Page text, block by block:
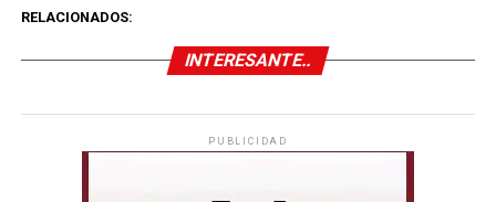
RELACIONADOS:
INTERESANTE..
PUBLICIDAD